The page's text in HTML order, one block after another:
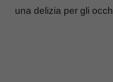
una delizia per gli